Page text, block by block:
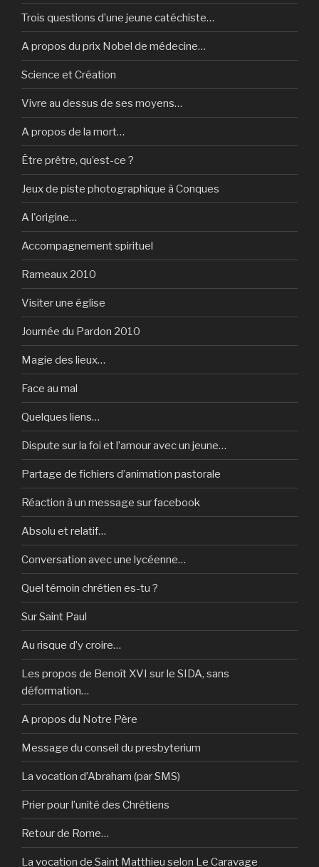
Trois questions d’une jeune catéchiste…
A propos du prix Nobel de médecine…
Science et Création
Vivre au dessus de ses moyens…
A propos de la mort…
Être prêtre, qu’est-ce ?
Jeux de piste photographique à Conques
A l'origine…
Accompagnement spirituel
Rameaux 2010
Visiter une église
Journée du Pardon 2010
Magie des lieux…
Face au mal
Quelques liens…
Dispute sur la foi et l’amour avec un jeune…
Partage de fichiers d’animation pastorale
Réaction à un message sur facebook
Absolu et relatif…
Conversation avec une lycéenne…
Quel témoin chrétien es-tu ?
Sur Saint Paul
Au risque d’y croire…
Les propos de Benoît XVI sur le SIDA, sans
déformation…
A propos du Notre Père
Message du conseil du presbyterium
La vocation d’Abraham (par SMS)
Prier pour l’unité des Chrétiens
Retour de Rome…
La vocation de Saint Matthieu selon Le Caravage